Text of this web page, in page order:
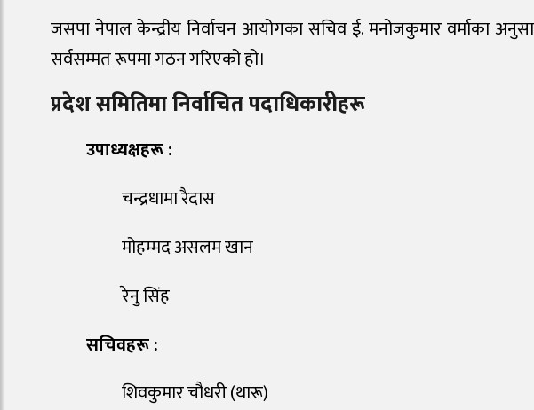
जसपा नेपाल केन्द्रीय निर्वाचन आयोगका सचिव ई. मनोजकुमार वर्माका
सर्वसम्मत रूपमा गठन गरिएको हो।
प्रदेश समितिमा निर्वाचित पदाधिकारीहरू
उपाध्यक्षहरू :
चन्द्रधामा रैदास
मोहम्मद असलम खान
रेनु सिंह
सचिवहरू :
शिवकुमार चौधरी (थारू)